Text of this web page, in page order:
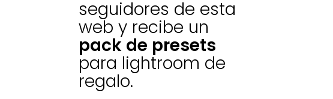
seguidores de esta
web y recibe un
pack de presets
para lightroom de
regalo.